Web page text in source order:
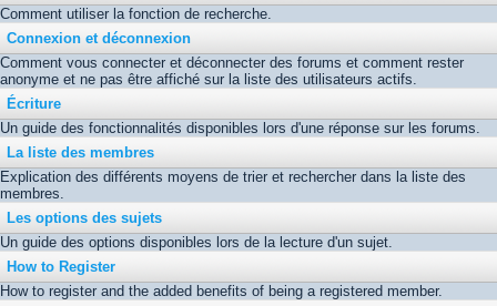
Comment utiliser la fonction de recherche.
Connexion et déconnexion
Comment vous connecter et déconnecter des forums et comment rester
anonyme et ne pas être affiché sur la liste des utilisateurs actifs.
Écriture
Un guide des fonctionnalités disponibles lors d'une réponse sur les forums.
La liste des membres
Explication des différents moyens de trier et rechercher dans la liste des
membres.
Les options des sujets
Un guide des options disponibles lors de la lecture d'un sujet.
How to Register
How to register and the added benefits of being a registered member.